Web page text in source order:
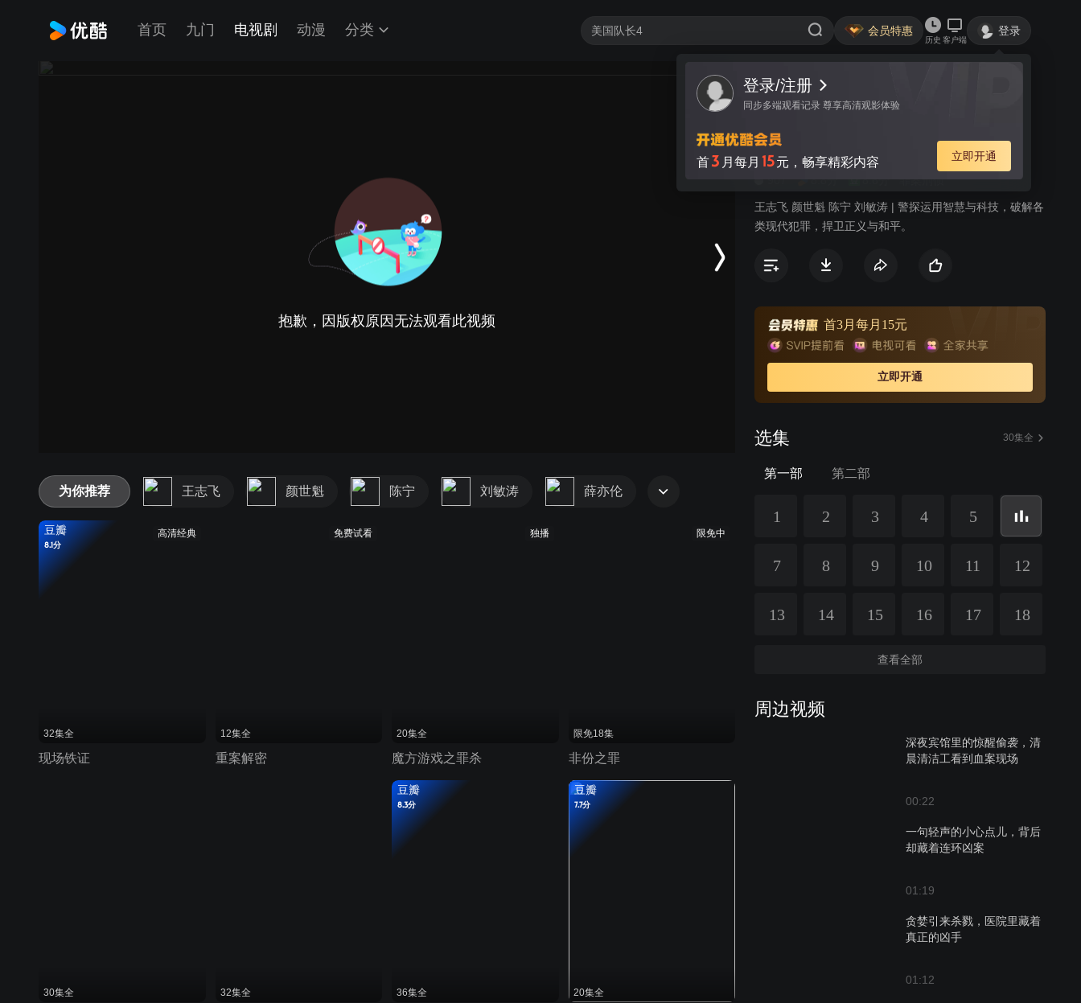
首页 九门 电视剧 动漫 分类 会员特惠
历史 客户端
登录
登录/注册
同步多端观看记录 尊享高清观影体验
首3 月每月 15元，畅享精彩内容 立即开通
抱歉，因版权原因无法观看此视频
视频 讨论
案发现场I
8.6分 罪案刑侦
王志飞 颜世魁 陈宁 刘敏涛 | 警探运用智慧与科技，破解各
类现代犯罪，捍卫正义与和平。
首3月每月15元
立即开通
选集 30集全
第一部 第二部
1 2 3 4 5
7 8 9 10 11 12
13 14 15 16 17 18
查看全部
周边视频
深夜宾馆里的惊醒偷袭，清
晨清洁工看到血案现场
00:22
一句轻声的小心点儿，背后
却藏着连环凶案
01:19
贪婪引来杀戮，医院里藏着
真正的凶手
01:12
为你推荐 王志飞 颜世魁 陈宁 刘敏涛 薛亦伦
高清经典
豆瓣
8.1分
32集全
现场铁证
免费试看
12集全
重案解密
独播
20集全
魔方游戏之罪杀
限免中
限免18集
非份之罪
30集全 32集全
豆瓣
8.3分
36集全
豆瓣
7.7分
20集全